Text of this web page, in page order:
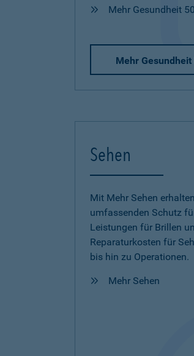
Mehr Gesundheit
Mehr Gesundheit
Sehen
Mit Mehr Sehen erhalten
umfassenden Schutz
Leistungen für Brillen
Reparaturkosten für
bis hin zu Operationen.
Mehr Sehen